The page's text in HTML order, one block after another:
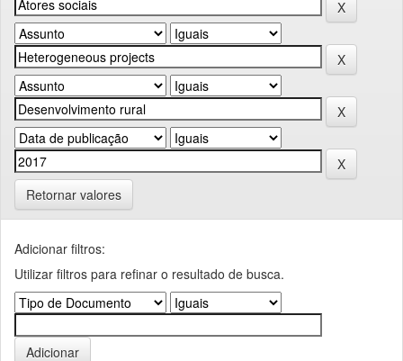
Retornar valores
Adicionar filtros:
Utilizar filtros para refinar o resultado de busca.